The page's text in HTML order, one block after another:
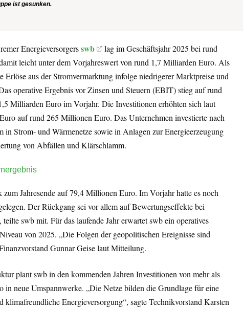
ist gesunken.
Energieversorgersswb
lag im Geschäftsjahr 2025 bei rund
leicht unter dem Vorjahreswert von rund 1,7 Milliarden Euro. Als
Erlöse aus der Stromvermarktung infolge niedrigerer Marktpreise und
operative Ergebnis vor Zinsen und Steuern (EBIT) stieg auf rund
Milliarden Euro im Vorjahr. Die Investitionen erhöhten sich laut
auf rund 265 Millionen Euro. Das Unternehmen investierte nach
in Strom- und Wärmenetze sowie in Anlagen zur Energieerzeugung
von Abfällen und Klärschlamm.
zum Jahresende auf 79,4 Millionen Euro. Im Vorjahr hatte es noch
Der Rückgang sei vor allem auf Bewertungseffekte bei
swb mit. Für das laufende Jahr erwartet swb ein operatives
von 2025. „Die Folgen der geopolitischen Ereignisse sind
Gunnar Geise laut Mitteilung.
plant swb in den kommenden Jahren Investitionen von mehr als
in neue Umspannwerke. „Die Netze bilden die Grundlage für eine
klimafreundliche Energieversorgung“, sagte Technikvorstand Karsten